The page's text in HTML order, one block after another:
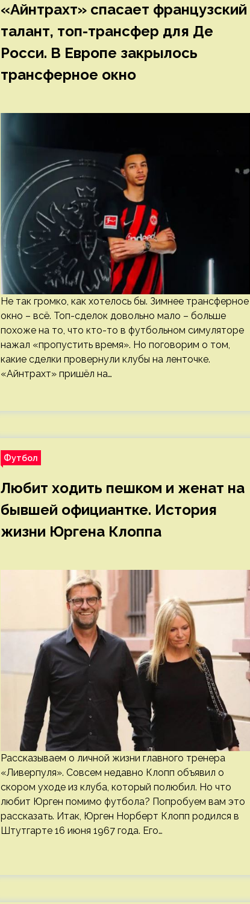
«Айнтрахт» спасает французский
талант, топ-трансфер для Де
Росси. В Европе закрылось
трансферное окно
Не так громко, как хотелось бы. Зимнее трансферное
окно – всё. Топ-сделок довольно мало – больше
похоже на то, что кто-то в футбольном симуляторе
нажал «пропустить время». Но поговорим о том,
какие сделки провернули клубы на ленточке.
«Айнтрахт» пришёл на…
Футбол
Любит ходить пешком и женат на
бывшей официантке. История
жизни Юргена Клоппа
Рассказываем о личной жизни главного тренера
«Ливерпуля». Совсем недавно Клопп объявил о
скором уходе из клуба, который полюбил. Но что
любит Юрген помимо футбола? Попробуем вам это
рассказать. Итак, Юрген Норберт Клопп родился в
Штутгарте 16 июня 1967 года. Его…